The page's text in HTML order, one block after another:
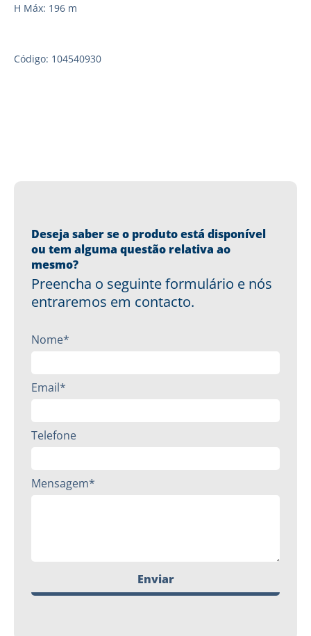
H Máx: 196 m
Código: 104540930
Deseja saber se o produto está disponível
ou tem alguma questão relativa ao
mesmo?
Preencha o seguinte formulário e nós
entraremos em contacto.
Nome*
Email*
Telefone
Mensagem*
Enviar